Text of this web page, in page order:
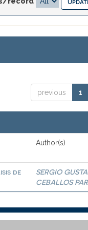
previous 1
Author(s)
de
SERGIO
CEBALLOS